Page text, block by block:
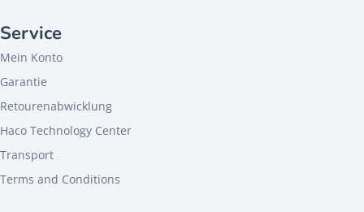
Service
Mein Konto
Garantie
Retourenabwicklung
Haco Technology Center
Transport
Terms and Conditions